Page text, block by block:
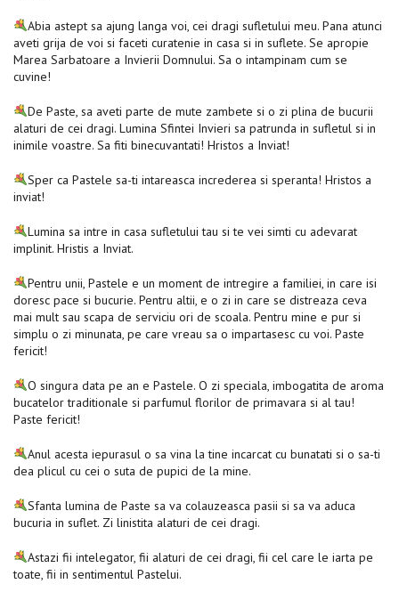
Abia astept sa ajung langa voi, cei dragi sufletului meu. Pana atunci
aveti grija de voi si faceti curatenie in casa si in suflete. Se apropie
Marea Sarbatoare a Invierii Domnului. Sa o intampinam cum se
cuvine!
De Paste, sa aveti parte de mute zambete si o zi plina de bucurii
alaturi de cei dragi. Lumina Sfintei Invieri sa patrunda in sufletul si in
inimile voastre. Sa fiti binecuvantati! Hristos a Inviat!
Sper ca Pastele sa-ti intareasca increderea si speranta! Hristos a
inviat!
Lumina sa intre in casa sufletului tau si te vei simti cu adevarat
implinit. Hristis a Inviat.
Pentru unii, Pastele e un moment de intregire a familiei, in care isi
doresc pace si bucurie. Pentru altii, e o zi in care se distreaza ceva
mai mult sau scapa de serviciu ori de scoala. Pentru mine e pur si
simplu o zi minunata, pe care vreau sa o impartasesc cu voi. Paste
fericit!
O singura data pe an e Pastele. O zi speciala, imbogatita de aroma
bucatelor traditionale si parfumul florilor de primavara si al tau!
Paste fericit!
Anul acesta iepurasul o sa vina la tine incarcat cu bunatati si o sa-ti
dea plicul cu cei o suta de pupici de la mine.
Sfanta lumina de Paste sa va colauzeasca pasii si sa va aduca
bucuria in suflet. Zi linistita alaturi de cei dragi.
Astazi fii intelegator, fii alaturi de cei dragi, fii cel care le iarta pe
toate, fii in sentimentul Pastelui.